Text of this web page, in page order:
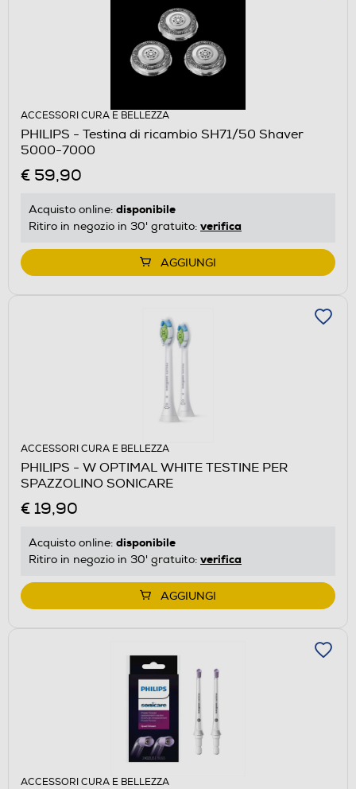
ACCESSORI CURA E BELLEZZA
PHILIPS - Testina di ricambio SH71/50 Shaver
5000-7000
€ 59,90
Acquisto online: disponibile
Ritiro in negozio in 30' gratuito: verifica
AGGIUNGI
ACCESSORI CURA E BELLEZZA
PHILIPS - W OPTIMAL WHITE TESTINE PER
SPAZZOLINO SONICARE
€ 19,90
Acquisto online: disponibile
Ritiro in negozio in 30' gratuito: verifica
AGGIUNGI
ACCESSORI CURA E BELLEZZA